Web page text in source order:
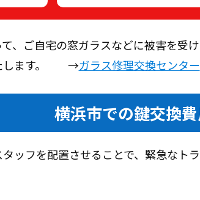
、ご自宅の窓ガラスなどに被害を受
たします。 →ガラス修理交換センター
横浜市での鍵交換
ッフを配置させることで、緊急なト